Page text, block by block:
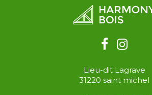
Lieu-dit Lagrave
31220 saint michel